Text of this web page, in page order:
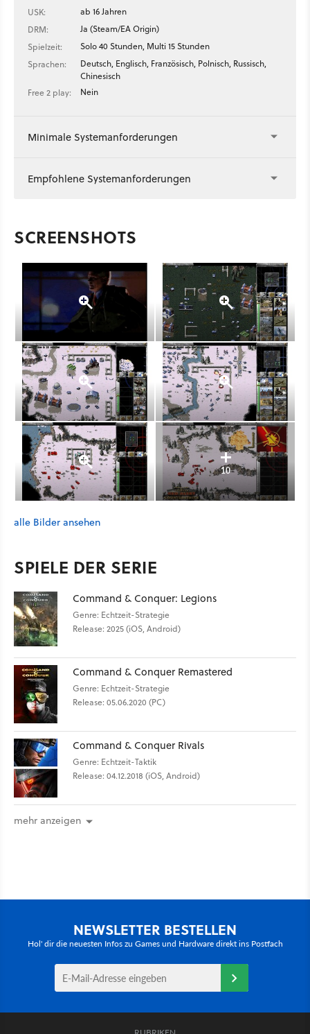
USK:
ab 16 Jahren
DRM:
Ja (Steam/EA Origin)
Spielzeit:
Solo 40 Stunden, Multi 15 Stunden
Sprachen:
Deutsch, Englisch, Französisch, Polnisch, Russisch,
Chinesisch
Free 2 play:
Nein
Minimale Systemanforderungen
Empfohlene Systemanforderungen
SCREENSHOTS
10
alle Bilder ansehen
SPIELE DER SERIE
Command & Conquer: Legions
Genre: Echtzeit-Strategie
Release: 2025 (iOS, Android)
Command & Conquer Remastered
Genre: Echtzeit-Strategie
Release: 05.06.2020 (PC)
Command & Conquer Rivals
Genre: Echtzeit-Taktik
Release: 04.12.2018 (iOS, Android)
mehr anzeigen
NEWSLETTER BESTELLEN
Hol' dir die neuesten Infos zu Games und Hardware direkt ins Postfach